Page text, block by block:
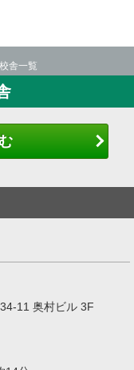
舎一覧
11 奥村ビル 3F